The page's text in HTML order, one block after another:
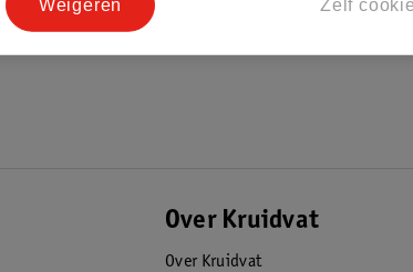
Over Kruidvat
Over Kruidvat
Zelf
Weigeren